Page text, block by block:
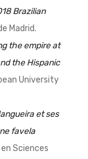
Brazilian
Madrid.
the empire at
the Hispanic
University
et ses
favela
Sciences